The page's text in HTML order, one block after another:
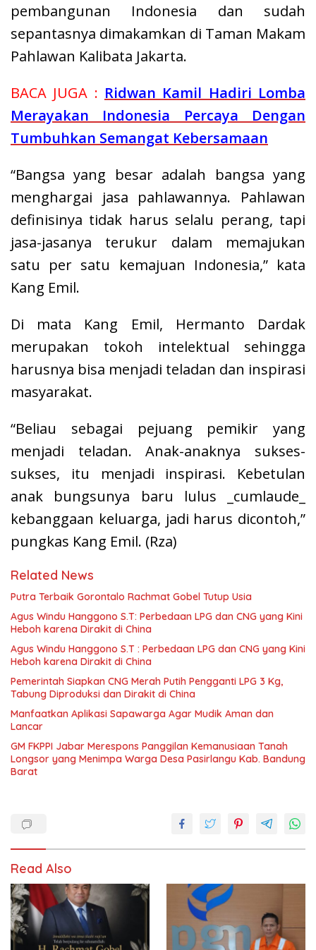
pembangunan Indonesia dan sudah
sepantasnya dimakamkan di Taman Makam
Pahlawan Kalibata Jakarta.
BACA JUGA : Ridwan Kamil Hadiri Lomba
Merayakan Indonesia Percaya Dengan
Tumbuhkan Semangat Kebersamaan
“Bangsa yang besar adalah bangsa yang
menghargai jasa pahlawannya. Pahlawan
definisinya tidak harus selalu perang, tapi
jasa-jasanya terukur dalam memajukan
satu per satu kemajuan Indonesia,” kata
Kang Emil.
Di mata Kang Emil, Hermanto Dardak
merupakan tokoh intelektual sehingga
harusnya bisa menjadi teladan dan inspirasi
masyarakat.
“Beliau sebagai pejuang pemikir yang
menjadi teladan. Anak-anaknya sukses-
sukses, itu menjadi inspirasi. Kebetulan
anak bungsunya baru lulus _cumlaude_
kebanggaan keluarga, jadi harus dicontoh,”
pungkas Kang Emil. (Rza)
Related News
Putra Terbaik Gorontalo Rachmat Gobel Tutup Usia
Agus Windu Hanggono S.T: Perbedaan LPG dan CNG yang Kini
Heboh karena Dirakit di China
Agus Windu Hanggono S.T : Perbedaan LPG dan CNG yang Kini
Heboh karena Dirakit di China
Pemerintah Siapkan CNG Merah Putih Pengganti LPG 3 Kg,
Tabung Diproduksi dan Dirakit di China
Manfaatkan Aplikasi Sapawarga Agar Mudik Aman dan
Lancar
GM FKPPI Jabar Merespons Panggilan Kemanusiaan Tanah
Longsor yang Menimpa Warga Desa Pasirlangu Kab. Bandung
Barat
Read Also